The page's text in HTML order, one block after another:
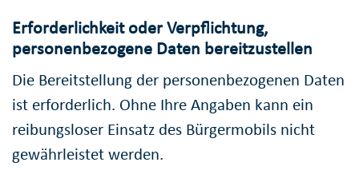
Erforderlichkeit oder Verpflichtung,
personenbezogene Daten bereitzustellen
Die Bereitstellung der personenbezogenen Daten
ist erforderlich. Ohne Ihre Angaben kann ein
reibungsloser Einsatz des Bürgermobils nicht
gewährleistet werden.